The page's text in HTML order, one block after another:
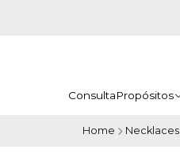
ConsultaPropósitos
Home Necklaces